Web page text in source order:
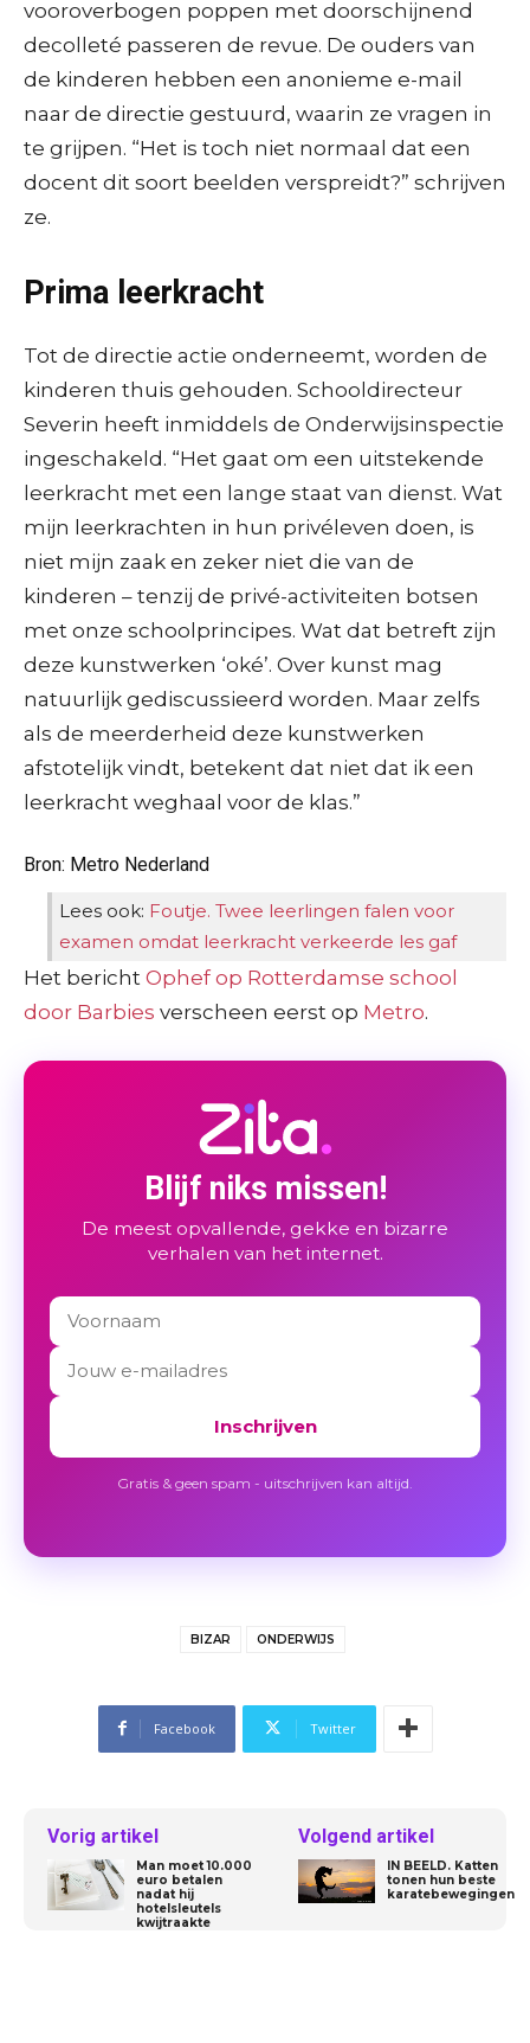
vooroverbogen poppen met doorschijnend
decolleté passeren de revue. De ouders van
de kinderen hebben een anonieme e-mail
naar de directie gestuurd, waarin ze vragen in
te grijpen. “Het is toch niet normaal dat een
docent dit soort beelden verspreidt?” schrijven
ze.
Prima leerkracht
Tot de directie actie onderneemt, worden de
kinderen thuis gehouden. Schooldirecteur
Severin heeft inmiddels de Onderwijsinspectie
ingeschakeld. “Het gaat om een uitstekende
leerkracht met een lange staat van dienst. Wat
mijn leerkrachten in hun privéleven doen, is
niet mijn zaak en zeker niet die van de
kinderen – tenzij de privé-activiteiten botsen
met onze schoolprincipes. Wat dat betreft zijn
deze kunstwerken ‘oké’. Over kunst mag
natuurlijk gediscussieerd worden. Maar zelfs
als de meerderheid deze kunstwerken
afstotelijk vindt, betekent dat niet dat ik een
leerkracht weghaal voor de klas.”
Bron: Metro Nederland
Lees ook: Foutje. Twee leerlingen falen voor
examen omdat leerkracht verkeerde les gaf
Het bericht Ophef op Rotterdamse school
door Barbies verscheen eerst op Metro.
Blijf niks missen!
De meest opvallende, gekke en bizarre
verhalen van het internet.
Inschrijven
Gratis & geen spam - uitschrijven kan altijd.
BIZAR ONDERWIJS
Facebook Twitter
Vorig artikel
Man moet 10.000
euro betalen
nadat hij
hotelsleutels
kwijtraakte
Volgend artikel
IN BEELD. Katten
tonen hun beste
karatebewegingen